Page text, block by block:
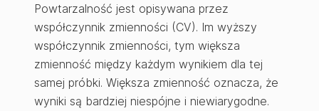
Powtarzalność jest opisywana przez
współczynnik zmienności (CV). Im wyższy
współczynnik zmienności, tym większa
zmienność między każdym wynikiem dla tej
samej próbki. Większa zmienność oznacza, że
wyniki są bardziej niespójne i niewiarygodne.